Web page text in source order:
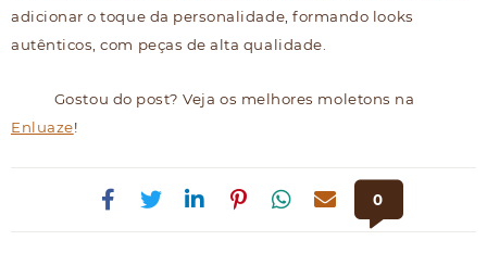
adicionar o toque da personalidade, formando looks
autênticos, com peças de alta qualidade.
Gostou do post? Veja os melhores moletons na
Enluaze!
0